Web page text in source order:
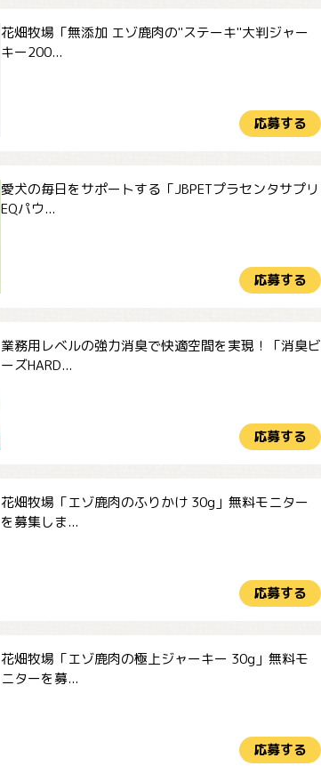
花畑牧場「無添加 エゾ鹿肉の"ステーキ"大判ジャー
キー200...
応募する
愛犬の毎日をサポートする「JBPETプラセンタサプリ
EQパウ...
応募する
業務用レベルの強力消臭で快適空間を実現！「消臭ビ
ーズHARD...
応募する
花畑牧場「エゾ鹿肉のふりかけ 30g」無料モニター
を募集しま...
応募する
花畑牧場「エゾ鹿肉の極上ジャーキー 30g」無料モ
ニターを募...
応募する